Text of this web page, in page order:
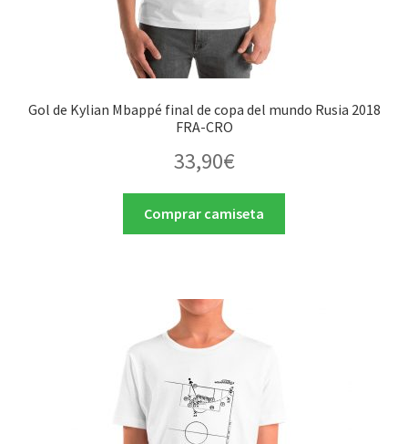
Gol de Kylian Mbappé final de copa del mundo Rusia 2018
FRA-CRO
33,90€
Comprar camiseta